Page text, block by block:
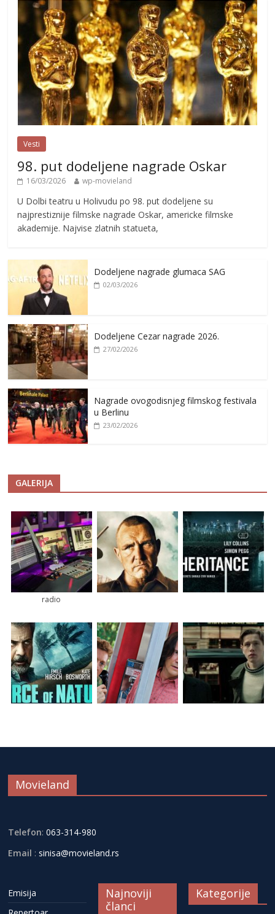
Vesti
98. put dodeljene nagrade Oskar
16/03/2026 wp-movieland
U Dolbi teatru u Holivudu po 98. put dodeljene su
najprestiznije filmske nagrade Oskar, americke filmske
akademije. Najvise zlatnih statueta,
Dodeljene nagrade glumaca SAG
02/03/2026
Dodeljene Cezar nagrade 2026.
27/02/2026
Nagrade ovogodisnjeg filmskog festivala
u Berlinu
23/02/2026
GALERIJA
radio
Movieland
Telefon: 063-314-980
Email : sinisa@movieland.rs
Emisija
Najnoviji
članci
Kategorije